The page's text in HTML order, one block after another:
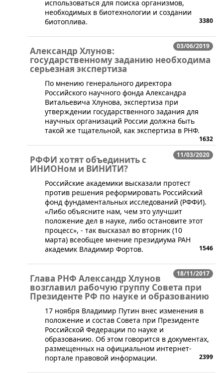
использоваться для поиска организмов,
необходимых в биотехнологии и создании
биотоплива.
3380
03/06/2019
Александр Хлунов:
государственному заданию необходима
серьезная экспертиза
По мнению генерального директора
Российского научного фонда Александра
Витальевича Хлунова, экспертиза при
утверждении государственного задания для
научных организаций России должна быть
такой же тщательной, как экспертиза в РНФ.
1632
11/03/2020
РФФИ хотят объединить с
ИНИОНом и ВИНИТИ?
​Российские академики высказали протест
против решения реформировать Российский
фонд фундаментальных исследований (РФФИ).
«Либо объясните нам, чем это улучшит
положение дел в науке, либо остановите этот
процесс», - так высказал во вторник (10
марта) всеобщее мнение президиума РАН
академик Владимир Фортов.
1546
18/11/2017
Глава РНФ Александр Хлунов
возглавил рабочую группу Совета при
Президенте РФ по науке и образованию
17 ноября Владимир Путин внес изменения в
положение и состав Совета при Президенте
Российской Федерации по науке и
образованию. Об этом говорится в документах,
размещенных на официальном интернет-
портале правовой информации.
2399